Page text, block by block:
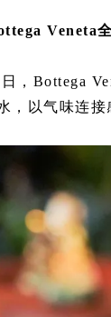
Veneta
，Bottega
，以气味连接